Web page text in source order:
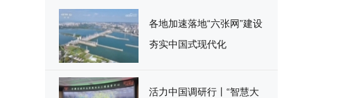
各地加速落地“六张网”建设
夯实中国式现代化
活力中国调研行丨“智慧大